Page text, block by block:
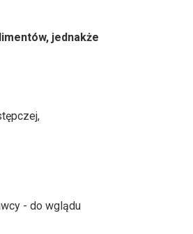
jednakże
- do wglądu